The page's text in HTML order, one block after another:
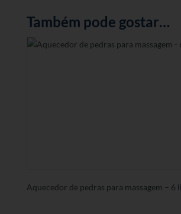
Também pode gostar…
Aquecedor de pedras para massagem – 6